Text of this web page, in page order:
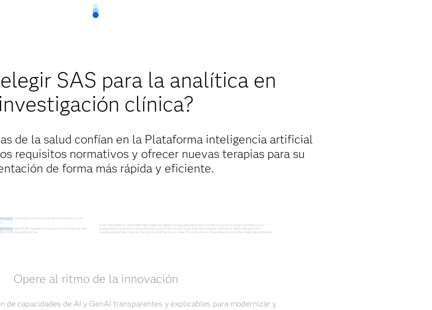
SAS para la analítica en
investigación clínica?
de la salud confían en la Plataforma inteligencia artificial
requisitos normativos y ofrecer nuevas terapias para su
de forma más rápida y eficiente.
Opere al ritmo de la innovación
de capacidades de AI y GenAI transparentes y explicables para modernizar y